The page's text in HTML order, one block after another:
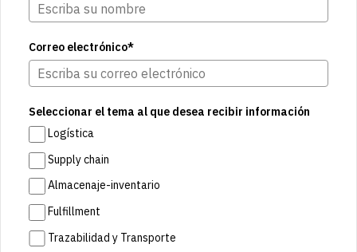
Correo electrónico*
Seleccionar el tema al que desea recibir información
Logística
Supply chain
Almacenaje-inventario
Fulfillment
Trazabilidad y Transporte